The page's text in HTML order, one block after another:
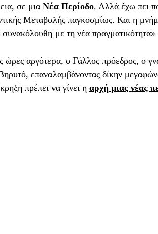
σε μια Νέα Περίοδο. Αλλά έχω πει
Με­ταβολής παγκοσμίως. Και η
συνακόλουθη με τη νέα πραγ­ματικότητα»
ώρες αργότερα, ο Γάλλος πρόεδρος, ο
επαναλαμβάνοντας δίκην
πρέπει να γίνει η αρχή μιας νέας